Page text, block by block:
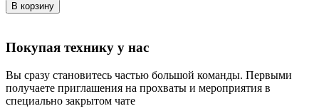
В корзину
Покупая технику у нас
Вы сразу становитесь частью большой команды. Первыми
получаете приглашения на прохваты и мероприятия в
специально закрытом чате